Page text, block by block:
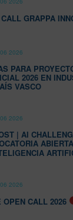
GRAPPA
2026
PARA
2026 EN
VASCO
2026
| AI
2026
OPEN CALL 2026